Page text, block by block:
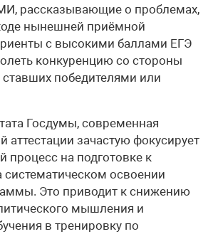
рассказывающие о проблемах,
нынешней приёмной
с высокими баллами ЕГЭ
конкуренцию со стороны
победителями или
Госдумы, современная
аттестации зачастую фокусирует
процесс на подготовке к
систематическом освоении
Это приводит к снижению
мышления и
в тренировку по